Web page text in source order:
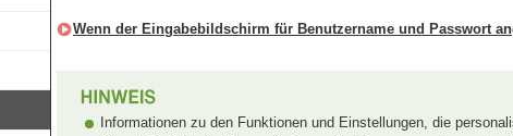
Wenn der Eingabebildschirm für Benutzername und Passwort
Informationen zu den Funktionen und Einstellungen, die